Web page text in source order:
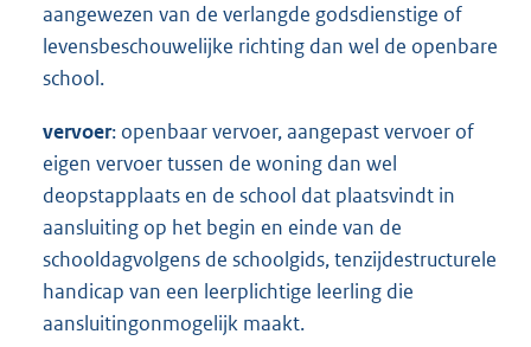
aangewezen van de verlangde godsdienstige of
levensbeschouwelijke richting dan wel de openbare
school.
vervoer: openbaar vervoer, aangepast vervoer of
eigen vervoer tussen de woning dan wel
deopstapplaats en de school dat plaatsvindt in
aansluiting op het begin en einde van de
schooldagvolgens de schoolgids, tenzijdestructurele
handicap van een leerplichtige leerling die
aansluitingonmogelijk maakt.